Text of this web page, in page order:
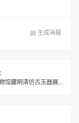
生成海报
山东博物馆藏明清仿古玉器展亮相东莞